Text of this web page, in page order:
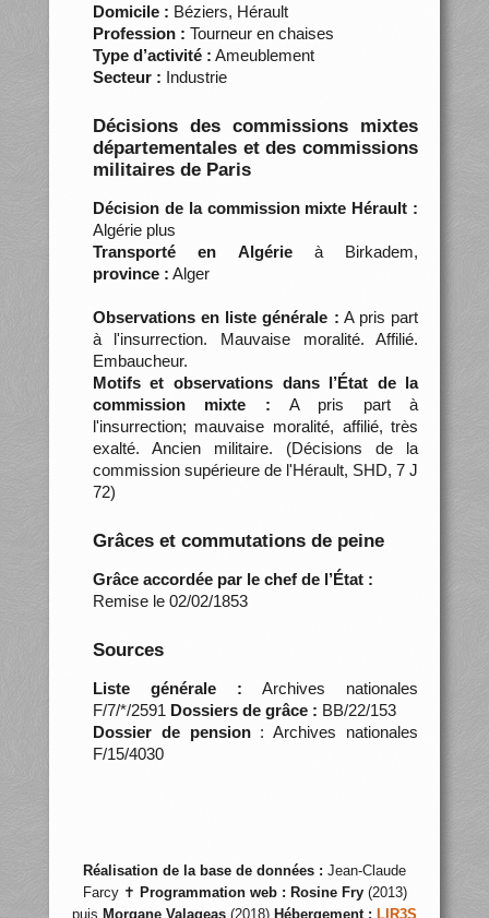
Domicile : Béziers, Hérault
Profession : Tourneur en chaises
Type d’activité : Ameublement
Secteur : Industrie
Décisions des commissions mixtes
départementales et des commissions
militaires de Paris
Décision de la commission mixte Hérault :
Algérie plus
Transporté en Algérieà Birkadem,
province : Alger
Observations en liste générale : A pris part
à l'insurrection. Mauvaise moralité. Affilié.
Embaucheur.
Motifs et observations dans l’État de la
commission mixte : A pris part à
l'insurrection; mauvaise moralité, affilié, très
exalté. Ancien militaire. (Décisions de la
commission supérieure de l'Hérault, SHD, 7 J
72)
Grâces et commutations de peine
Grâce accordée par le chef de l’État :
Remise le 02/02/1853
Sources
Liste générale : Archives nationales
F/7/*/2591 Dossiers de grâce : BB/22/153
Dossier de pension: Archives nationales
F/15/4030
Réalisation de la base de données : Jean-Claude
Farcy ✝ Programmation web : Rosine Fry(2013)
puis Morgane Valageas (2018) Hébergement : LIR3S